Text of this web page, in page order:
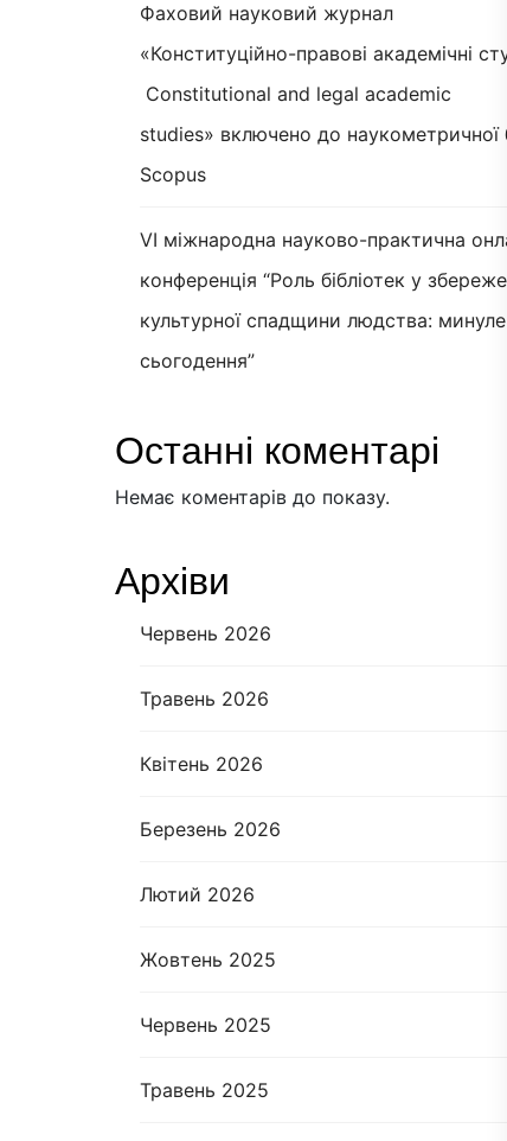
Фаховий науковий журнал
«Конституційно-правові академічні
Constitutional and legal academic
studies» включено до наукометричної
Scopus
VI міжнародна науково-практична
конференція “Роль бібліотек у
культурної спадщини людства:
сьогодення”
Останні коментарі
Немає коментарів до показу.
Архіви
Червень 2026
Травень 2026
Квітень 2026
Березень 2026
Лютий 2026
Жовтень 2025
Червень 2025
Травень 2025